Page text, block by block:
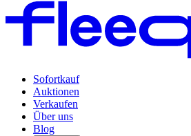
Sofortkauf
Auktionen
Verkaufen
Über uns
Blog